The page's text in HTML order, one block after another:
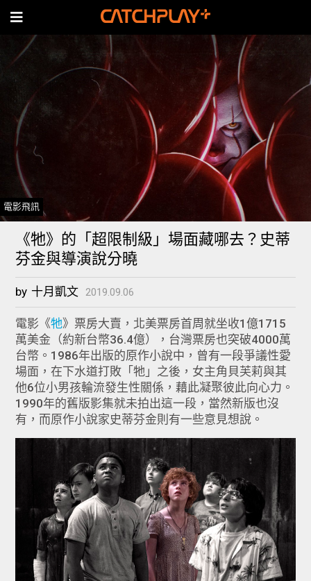
電影飛訊
《牠》的「超限制級」場面藏哪去？史蒂
芬金與導演說分曉
by 十月凱文 2019.09.06
電影《牠》票房大賣，北美票房首周就坐收1億1715
萬美金（約新台幣36.4億），台灣票房也突破4000萬
台幣。1986年出版的原作小說中，曾有一段爭議性愛
場面，在下水道打敗「牠」之後，女主角貝芙莉與其
他6位小男孩輪流發生性關係，藉此凝聚彼此向心力。
1990年的舊版影集就未拍出這一段，當然新版也沒
有，而原作小說家史蒂芬金則有一些意見想說。